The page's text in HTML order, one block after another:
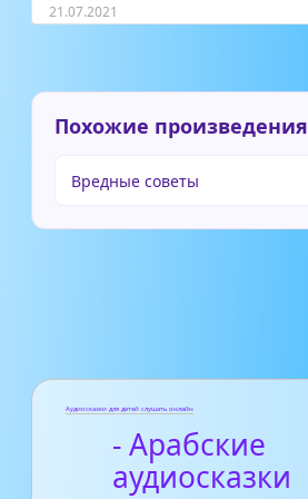
21.07.2021
Похожие произведения
Вредные советы
Аудиосказки для детей слушать онлайн
- Арабские
аудиосказки